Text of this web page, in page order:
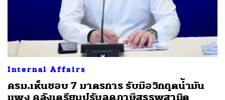
Internal Affairs
ครม.เห็นชอบ 7 มาตรการ รับมือวิกฤตน้ำมัน
แพง คลังเตรียมปรับลดภาษีสรรพสามิต